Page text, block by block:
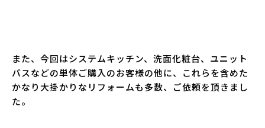
また、今回はシステムキッチン、洗面化粧台、ユニット
バスなどの単体ご購入のお客様の他に、これらを含めた
かなり大掛かりなリフォームも多数、ご依頼を頂きまし
た。